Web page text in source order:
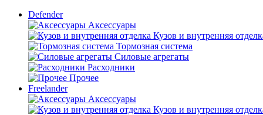
Defender
Аксессуары
Кузов и внутренняя
Тормозная система
Силовые агрегаты
Расходники
Прочее
Freelander
Аксессуары
Кузов и внутренняя